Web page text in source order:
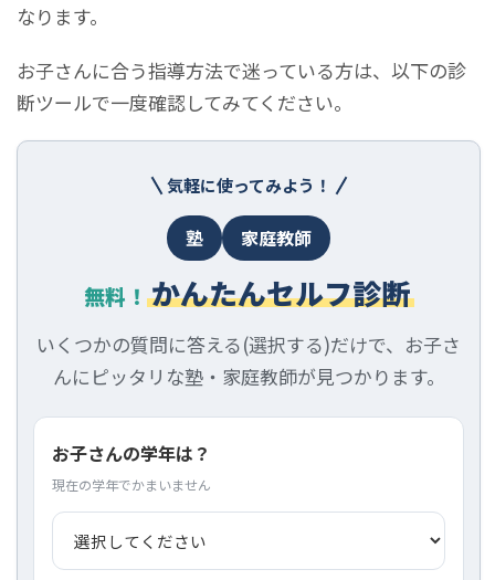
なります。
お子さんに合う指導方法で迷っている方は、以下の診
断ツールで一度確認してみてください。
気軽に使ってみよう！
塾 家庭教師
無料！ かんたんセルフ診断
いくつかの質問に答える(選択する)だけで、お子さ
んにピッタリな塾・家庭教師が見つかります。
お子さんの学年は？
現在の学年でかまいません